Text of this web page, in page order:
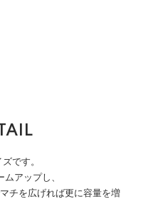
です。
アップし、
チを広げれば更に容量を増